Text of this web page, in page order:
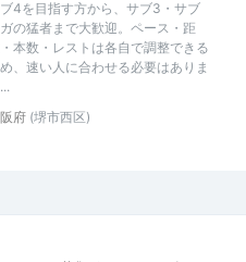
4を目指す方から、サブ3・サブ
の猛者まで大歓迎。ペース・距
本数・レストは各自で調整できる
、速い人に合わせる必要はありま
府 (堺市西区)